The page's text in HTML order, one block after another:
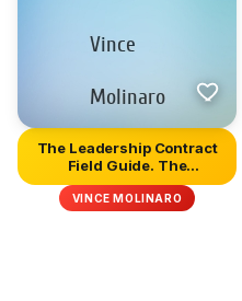
The Leadership Contract
Field Guide. The
Personal...
VINCE MOLINARO